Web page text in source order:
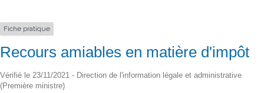
Fiche pratique
Recours amiables en matière d'impôt
Vérifié le 23/11/2021 - Direction de l'information légale et administrative
(Première ministre)